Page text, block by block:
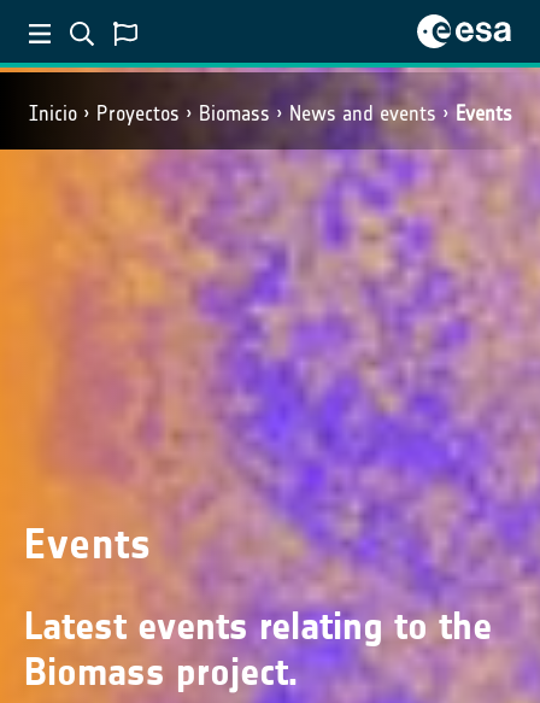
Inicio Proyectos Biomass News and events Events
Events
Latest events relating to the
Biomass project.